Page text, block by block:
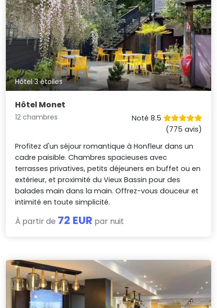
Hôtel 3 étoiles
Hôtel Monet
12 chambres
Noté 8.5
(775 avis)
Profitez d'un séjour romantique à Honfleur dans un
cadre paisible. Chambres spacieuses avec
terrasses privatives, petits déjeuners en buffet ou en
extérieur, et proximité du Vieux Bassin pour des
balades main dans la main. Offrez-vous douceur et
intimité en toute simplicité.
À partir de 72 EUR par nuit